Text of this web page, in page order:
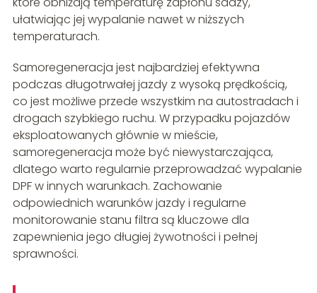
ułatwiając jej wypalanie nawet w niższych
temperaturach.
Samoregeneracja jest najbardziej efektywna
podczas długotrwałej jazdy z wysoką prędkością,
co jest możliwe przede wszystkim na autostradach i
drogach szybkiego ruchu. W przypadku pojazdów
eksploatowanych głównie w mieście,
samoregeneracja może być niewystarczająca,
dlatego warto regularnie przeprowadzać wypalanie
DPF w innych warunkach. Zachowanie
odpowiednich warunków jazdy i regularne
monitorowanie stanu filtra są kluczowe dla
zapewnienia jego długiej żywotności i pełnej
sprawności.